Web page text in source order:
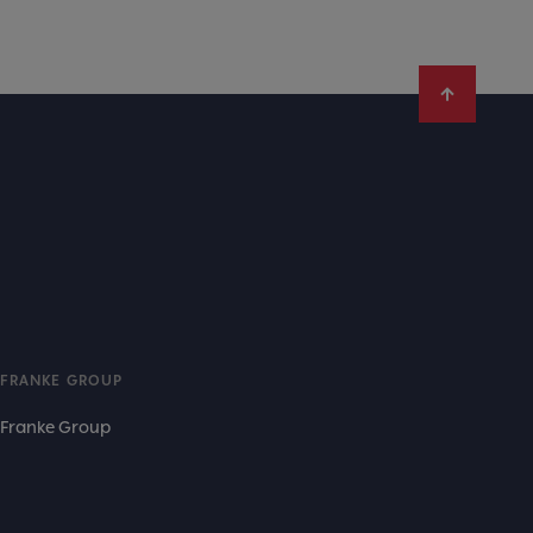
FRANKE GROUP
Franke Group